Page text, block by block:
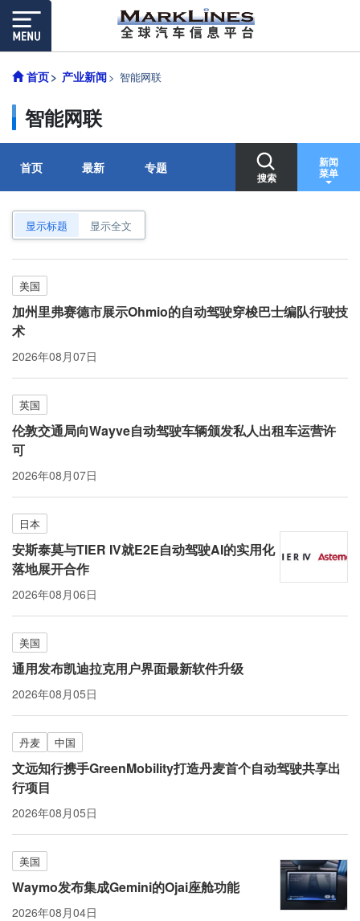
首页 产业新闻 智能网联
智能网联
首页 最新 专题
搜索
新闻
菜单
显示标题 显示全文
美国
加州里弗赛德市展示Ohmio的自动驾驶穿梭巴士编队行驶技
术
2026年08月07日
英国
伦敦交通局向Wayve自动驾驶车辆颁发私人出租车运营许
可
2026年08月07日
日本
安斯泰莫与TIER IV就E2E自动驾驶AI的实用化
落地展开合作
2026年08月06日
美国
通用发布凯迪拉克用户界面最新软件升级
2026年08月05日
丹麦 中国
文远知行携手GreenMobility打造丹麦首个自动驾驶共享出
行项目
2026年08月05日
美国
Waymo发布集成Gemini的Ojai座舱功能
2026年08月04日